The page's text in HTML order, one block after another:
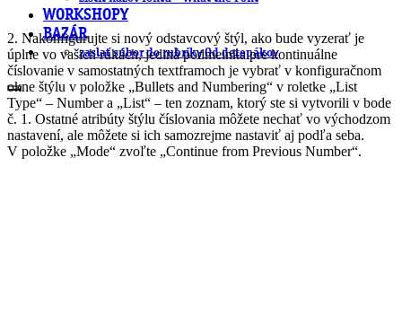
WORKSHOPY
BAZÁR
zaslať súbor do rubriky Od detepákov
2. Nakonfigurujte si nový odstavcový štýl, ako bude vyzerať je
úplne vo vašich rukách, jediná podmeinka pre kontinuálne
číslovanie v samostatných textframoch je vybrať v konfiguračnom
okne štýlu v položke „Bullets and Numbering“ v roletke „List
Type“ – Number a „List“ – ten zoznam, ktorý ste si vytvorili v bode
č. 1. Ostatné atribúty štýlu číslovania môžete nechať vo východzom
nastavení, ale môžete si ich samozrejme nastaviť aj podľa seba.
V položke „Mode“ zvoľte „Continue from Previous Number“.